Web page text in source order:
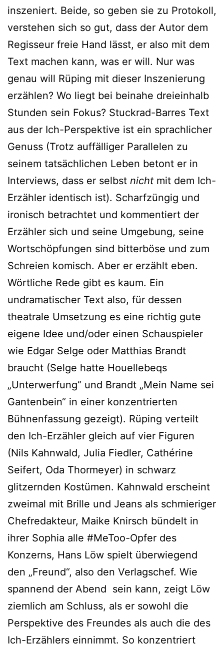
inszeniert. Beide, so geben sie zu Protokoll,
verstehen sich so gut, dass der Autor dem
Regisseur freie Hand lässt, er also mit dem
Text machen kann, was er will. Nur was
genau will Rüping mit dieser Inszenierung
erzählen? Wo liegt bei beinahe dreieinhalb
Stunden sein Fokus? Stuckrad-Barres Text
aus der Ich-Perspektive ist ein sprachlicher
Genuss (Trotz auffälliger Parallelen zu
seinem tatsächlichen Leben betont er in
Interviews, dass er selbst nicht mit dem Ich-
Erzähler identisch ist). Scharfzüngig und
ironisch betrachtet und kommentiert der
Erzähler sich und seine Umgebung, seine
Wortschöpfungen sind bitterböse und zum
Schreien komisch. Aber er erzählt eben.
Wörtliche Rede gibt es kaum. Ein
undramatischer Text also, für dessen
theatrale Umsetzung es eine richtig gute
eigene Idee und/oder einen Schauspieler
wie Edgar Selge oder Matthias Brandt
braucht (Selge hatte Houellebeqs
„Unterwerfung“ und Brandt „Mein Name sei
Gantenbein“ in einer konzentrierten
Bühnenfassung gezeigt). Rüping verteilt
den Ich-Erzähler gleich auf vier Figuren
(Nils Kahnwald, Julia Fiedler, Cathérine
Seifert, Oda Thormeyer) in schwarz
glitzernden Kostümen. Kahnwald erscheint
zweimal mit Brille und Jeans als schmieriger
Chefredakteur, Maike Knirsch bündelt in
ihrer Sophia alle #MeToo-Opfer des
Konzerns, Hans Löw spielt überwiegend
den „Freund“, also den Verlagschef. Wie
spannend der Abend sein kann, zeigt Löw
ziemlich am Schluss, als er sowohl die
Perspektive des Freundes als auch die des
Ich-Erzählers einnimmt. So konzentriert